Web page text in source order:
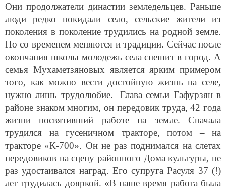
Они продолжатели династии земледельцев. Раньше
люди редко покидали село, сельские жители из
поколения в поколение трудились на родной земле.
Но со временем меняются и традиции. Сейчас после
окончания школы молодежь села спешит в город. А
семья Мухаметзяновых является ярким примером
того, как можно вести достойную жизнь на селе,
нужно лишь трудолюбие. Глава семьи Гафурзян в
районе знаком многим, он передовик труда, 42 года
жизни посвятивший работе на земле. Сначала
трудился на гусеничном тракторе, потом – на
тракторе «К-700». Он не раз поднимался на слетах
передовиков на сцену районного Дома культуры, не
раз удостаивался наград. Его супруга Расуля 37 (!)
лет трудилась дояркой. «В наше время работа была